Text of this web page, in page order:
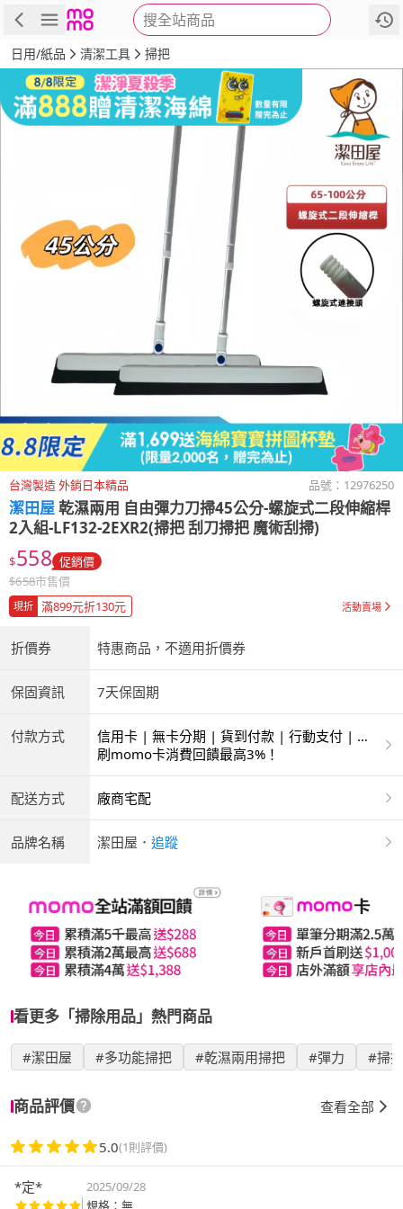
搜全站商品
商品 評價 詳情
日用/紙品 清潔工具 掃把
台灣製造 外銷日本精品 品號： 12976250
潔田屋乾濕兩用 自由彈力刀掃45公分-螺旋式二段伸縮桿
2入組-LF132-2EXR2(掃把 刮刀掃把 魔術刮掃)
$558 促銷價
$658市售價
現折 滿899元折130元 活動賣場
折價券 特惠商品，不適用折價券
保固資訊 7天保固期
付款方式
信用卡 | 無卡分期 | 貨到付款 | 行動支付 | 超
商付款 | ATM | 銀聯卡
刷momo卡消費回饋最高3%！
配送方式 廠商宅配
品牌名稱 潔田屋 ． 追蹤
看更多「掃除用品」熱門商品
#潔田屋 #多功能掃把 #乾濕兩用掃把 #彈力 #掃把
商品評價 查看全部
5.0(1則評價)
*定*
2025/09/28
規格：無